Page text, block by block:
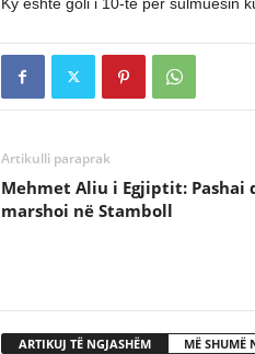
Artikulli paraprak
Mehmet Aliu i Egjiptit: Pashai
marshoi në Stamboll
ARTIKUJ TË NGJASHËM MË SHUMË